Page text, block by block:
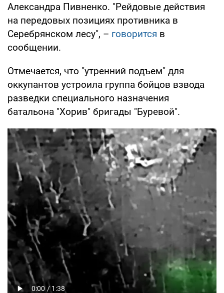
Александра Пивненко. "Рейдовые действия
на передовых позициях противника в
Cеребрянском лесу", – говорится в
сообщении.
Отмечается, что "утренний подъем" для
оккупантов устроила группа бойцов взвода
разведки специального назначения
батальона "Хорив" бригады "Буревой".